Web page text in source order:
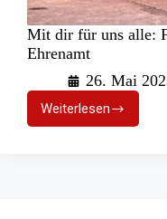
Mit dir für uns alle:
Ehrenamt
26. Mai
Weiterlesen
Mit
dir